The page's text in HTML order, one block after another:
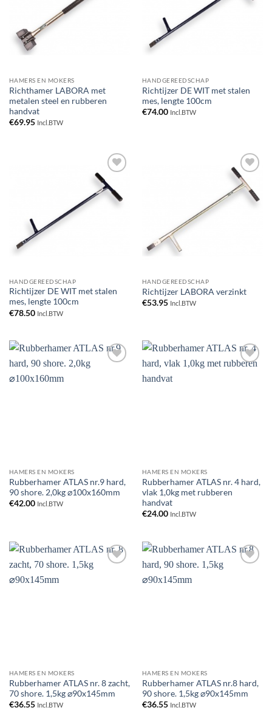
HAMERS EN MOKERS
Richthamer LABORA met
metalen steel en rubberen
handvat
€69.95 Incl.BTW
HANDGEREEDSCHAP
Richtijzer DE WIT met stalen
mes, lengte 100cm
€74.00 Incl.BTW
Toevoegen
aan
verlanglijst
HANDGEREEDSCHAP
Richtijzer DE WIT met stalen
mes, lengte 100cm
€78.50 Incl.BTW
Toevoegen
aan
verlanglijst
HANDGEREEDSCHAP
Richtijzer LABORA verzinkt
€53.95 Incl.BTW
Toevoegen
HAMERS EN MOKERS
Rubberhamer ATLAS nr.9 hard,
90 shore. 2,0kg ⌀100x160mm
€42.00 Incl.BTW
HAMERS EN MOKERS
Rubberhamer ATLAS nr. 4 hard,
vlak 1,0kg met rubberen
handvat
€24.00 Incl.BTW
Toevoegen
HAMERS EN MOKERS
Rubberhamer ATLAS nr. 8 zacht,
70 shore. 1,5kg ⌀90x145mm
€36.55 Incl.BTW
Toevoegen
HAMERS EN MOKERS
Rubberhamer ATLAS nr.8 hard,
90 shore. 1,5kg ⌀90x145mm
€36.55 Incl.BTW